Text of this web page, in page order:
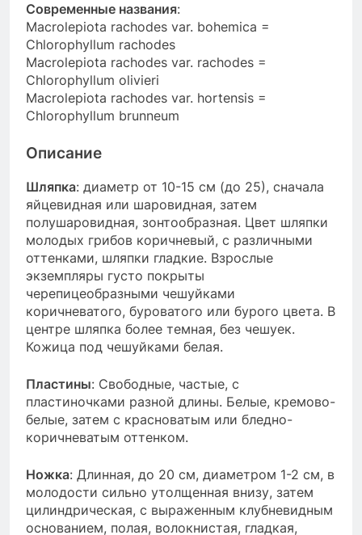
Современные названия:
Macrolepiota rachodes var. bohemica =
Chlorophyllum rachodes
Macrolepiota rachodes var. rachodes =
Chlorophyllum olivieri
Macrolepiota rachodes var. hortensis =
Chlorophyllum brunneum
Описание
Шляпка: диаметр от 10-15 см (до 25), сначала
яйцевидная или шаровидная, затем
полушаровидная, зонтообразная. Цвет шляпки
молодых грибов коричневый, с различными
оттенками, шляпки гладкие. Взрослые
экземпляры густо покрыты
черепицеобразными чешуйками
коричневатого, буроватого или бурого цвета. В
центре шляпка более темная, без чешуек.
Кожица под чешуйками белая.
Пластины: Свободные, частые, с
пластиночками разной длины. Белые, кремово-
белые, затем с красноватым или бледно-
коричневатым оттенком.
Ножка: Длинная, до 20 см, диаметром 1-2 см, в
молодости сильно утолщенная внизу, затем
цилиндрическая, с выраженным клубневидным
основанием, полая, волокнистая, гладкая,